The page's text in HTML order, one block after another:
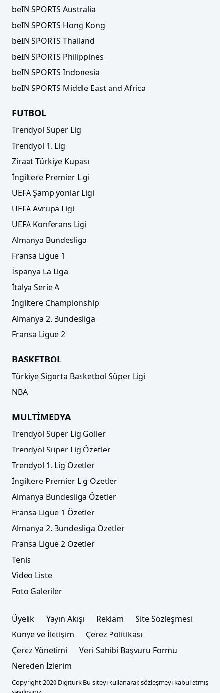
beIN SPORTS Australia
beIN SPORTS Hong Kong
beIN SPORTS Thailand
beIN SPORTS Philippines
beIN SPORTS Indonesia
beIN SPORTS Middle East and Africa
FUTBOL
Trendyol Süper Lig
Trendyol 1. Lig
Ziraat Türkiye Kupası
İngiltere Premier Ligi
UEFA Şampiyonlar Ligi
UEFA Avrupa Ligi
UEFA Konferans Ligi
Almanya Bundesliga
Fransa Ligue 1
İspanya La Liga
İtalya Serie A
İngiltere Championship
Almanya 2. Bundesliga
Fransa Ligue 2
BASKETBOL
Türkiye Sigorta Basketbol Süper Ligi
NBA
MULTİMEDYA
Trendyol Süper Lig Goller
Trendyol Süper Lig Özetler
Trendyol 1. Lig Özetler
İngiltere Premier Lig Özetler
Almanya Bundesliga Özetler
Fransa Ligue 1 Özetler
Almanya 2. Bundesliga Özetler
Fransa Ligue 2 Özetler
Tenis
Video Liste
Foto Galeriler
Üyelik Yayın Akışı Reklam
Site Sözleşmesi
Künye ve İletişim
Çerez Politikası
Çerez Yönetimi
Veri Sahibi Başvuru Formu
Nereden İzlerim
Copyright 2020 Digiturk Bu siteyi kullanarak sözleşmeyi kabul etmiş